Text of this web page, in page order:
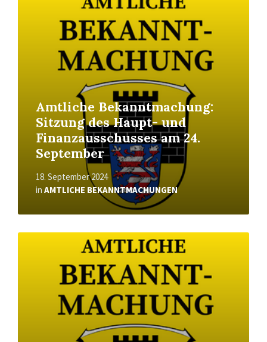
Amtliche Bekanntmachung:
Sitzung des Haupt- und
Finanzausschusses am 24.
September
18. September 2024
in AMTLICHE BEKANNTMACHUNGEN
Read